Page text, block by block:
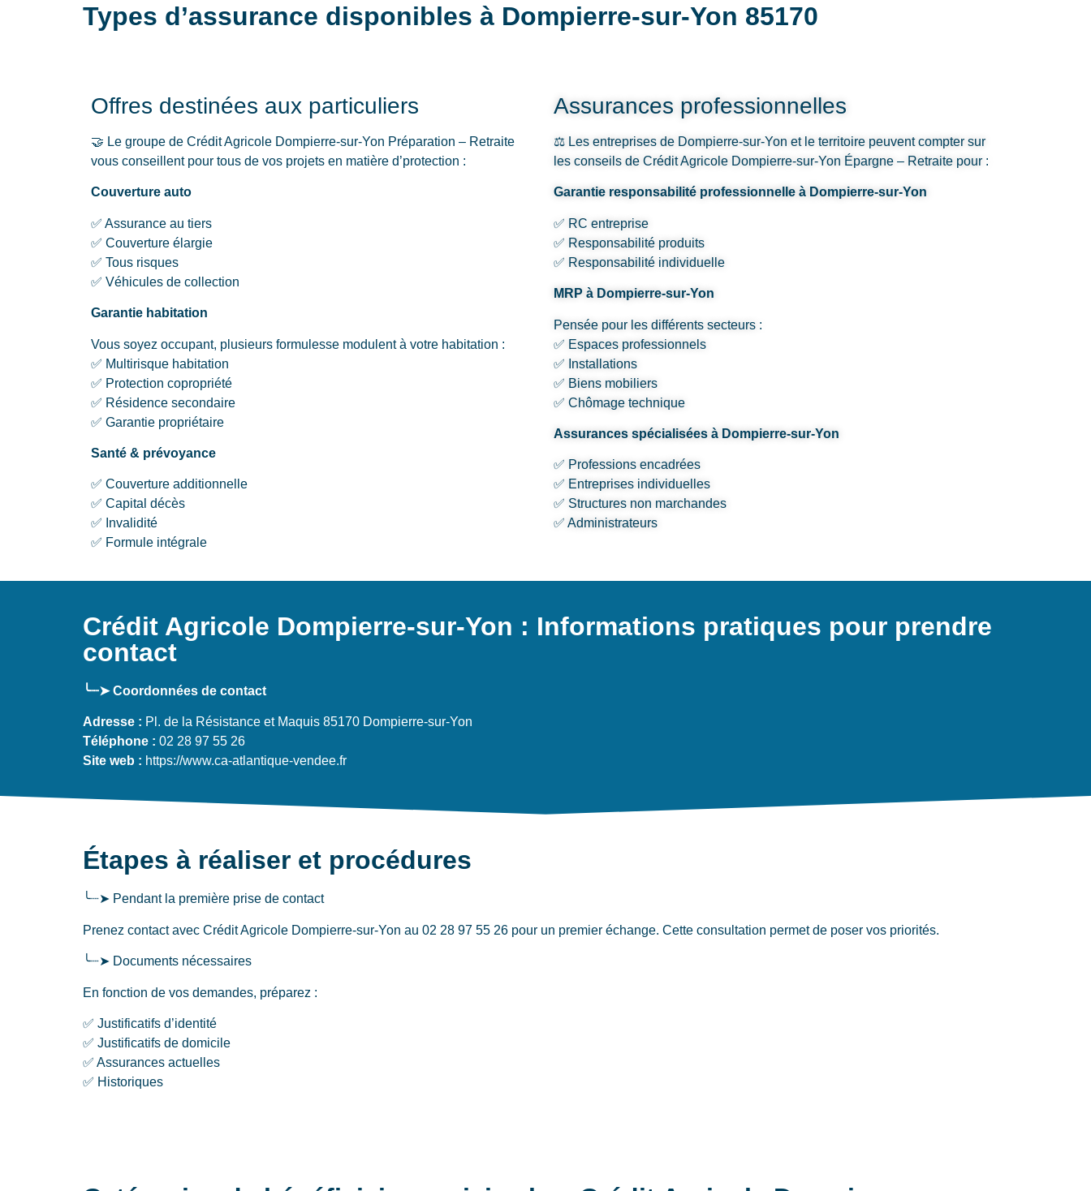
Types d’assurance disponibles à Dompierre-sur-Yon 85170
Offres destinées aux particuliers
🤝 Le groupe de Crédit Agricole Dompierre-sur-Yon Préparation – Retraite
vous conseillent pour tous de vos projets en matière d’protection :
Couverture auto
✅ Assurance au tiers
✅ Couverture élargie
✅ Tous risques
✅ Véhicules de collection
Garantie habitation
Vous soyez occupant, plusieurs formulesse modulent à votre habitation :
✅ Multirisque habitation
✅ Protection copropriété
✅ Résidence secondaire
✅ Garantie propriétaire
Santé & prévoyance
✅ Couverture additionnelle
✅ Capital décès
✅ Invalidité
✅ Formule intégrale
Assurances professionnelles
⚖️ Les entreprises de Dompierre-sur-Yon et le territoire peuvent compter sur
les conseils de Crédit Agricole Dompierre-sur-Yon Épargne – Retraite pour :
Garantie responsabilité professionnelle à Dompierre-sur-Yon
✅ RC entreprise
✅ Responsabilité produits
✅ Responsabilité individuelle
MRP à Dompierre-sur-Yon
Pensée pour les différents secteurs :
✅ Espaces professionnels
✅ Installations
✅ Biens mobiliers
✅ Chômage technique
Assurances spécialisées à Dompierre-sur-Yon
✅ Professions encadrées
✅ Entreprises individuelles
✅ Structures non marchandes
✅ Administrateurs
Crédit Agricole Dompierre-sur-Yon : Informations pratiques pour prendre
contact
╰┈➤ Coordonnées de contact
Adresse : Pl. de la Résistance et Maquis 85170 Dompierre-sur-Yon
Téléphone : 02 28 97 55 26
Site web : https://www.ca-atlantique-vendee.fr
Étapes à réaliser et procédures
╰┈➤ Pendant la première prise de contact
Prenez contact avec Crédit Agricole Dompierre-sur-Yon au 02 28 97 55 26 pour un premier échange. Cette consultation permet de poser vos priorités.
╰┈➤ Documents nécessaires
En fonction de vos demandes, préparez :
✅ Justificatifs d’identité
✅ Justificatifs de domicile
✅ Assurances actuelles
✅ Historiques